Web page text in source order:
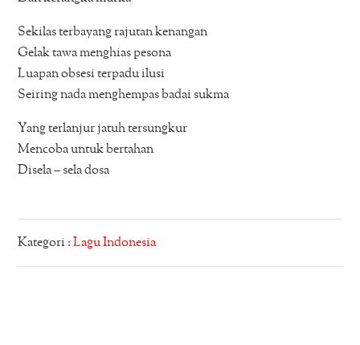
Sekilas terbayang rajutan kenangan
Gelak tawa menghias pesona
Luapan obsesi terpadu ilusi
Seiring nada menghempas badai sukma
Yang terlanjur jatuh tersungkur
Mencoba untuk bertahan
Disela – sela dosa
Kategori :Lagu Indonesia